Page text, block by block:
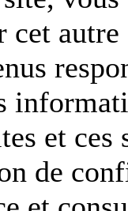
cet
et ces
de